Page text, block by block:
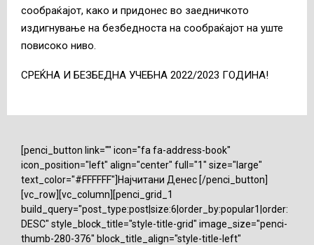
сообраќајот, како и придонес во заедничкото
издигнување на безбедноста на сообраќајот на уште
повисоко ниво.
СРЕЌНА И БЕЗБЕДНА УЧЕБНА 2022/2023 ГОДИНА!
[penci_button link="" icon="fa fa-address-book"
icon_position="left" align="center" full="1" size="large"
text_color="#FFFFFF"]Најчитани Денес [/penci_button]
[vc_row][vc_column][penci_grid_1
build_query="post_type:post|size:6|order_by:popular1|order:
DESC" style_block_title="style-title-grid" image_size="penci-
thumb-280-376" block_title_align="style-title-left"